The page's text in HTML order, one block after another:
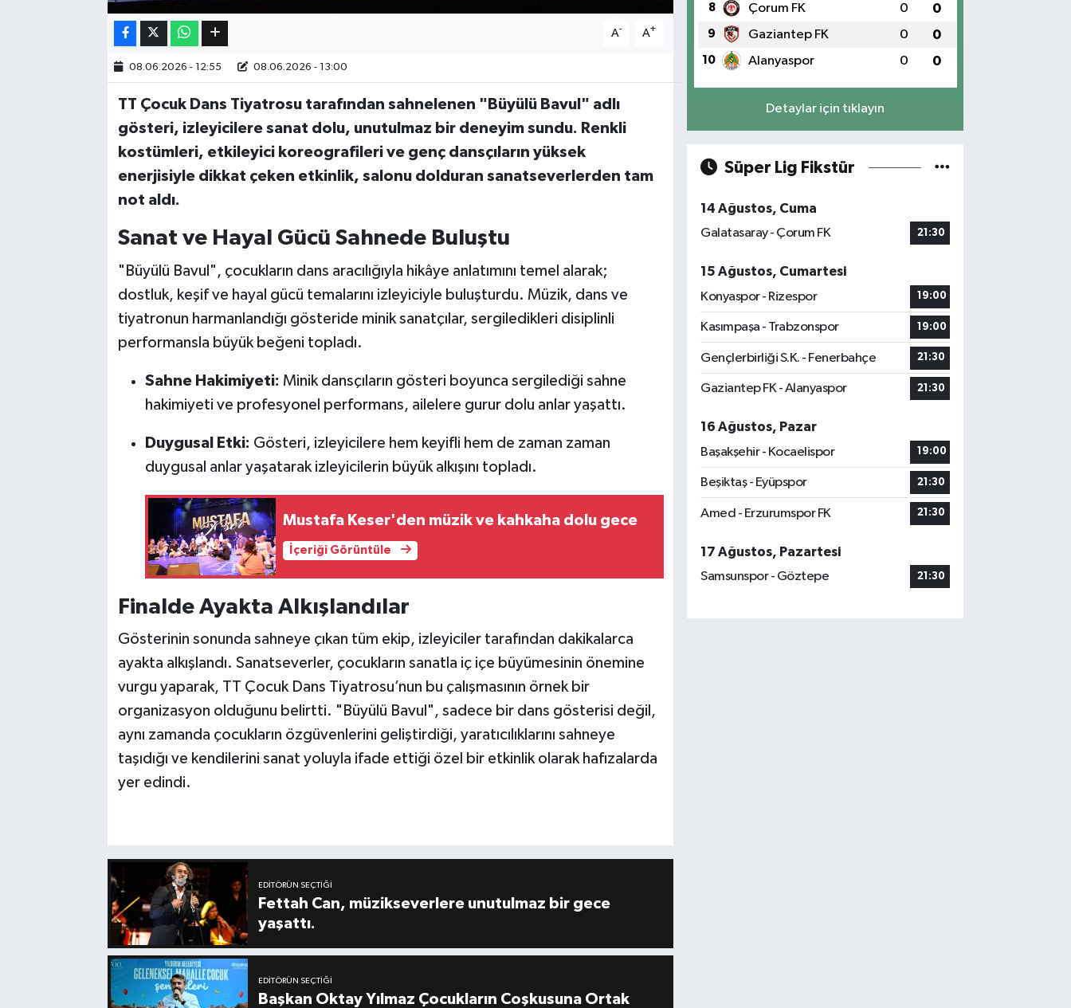
A- A+
08.06.2026 - 12:55 08.06.2026 - 13:00
TT Çocuk Dans Tiyatrosu tarafından sahnelenen "Büyülü Bavul" adlı
gösteri, izleyicilere sanat dolu, unutulmaz bir deneyim sundu. Renkli
kostümleri, etkileyici koreografileri ve genç dansçıların yüksek
enerjisiyle dikkat çeken etkinlik, salonu dolduran sanatseverlerden tam
not aldı.
Sanat ve Hayal Gücü Sahnede Buluştu
"Büyülü Bavul", çocukların dans aracılığıyla hikâye anlatımını temel alarak;
dostluk, keşif ve hayal gücü temalarını izleyiciyle buluşturdu. Müzik, dans ve
tiyatronun harmanlandığı gösteride minik sanatçılar, sergiledikleri disiplinli
performansla büyük beğeni topladı.
Sahne Hakimiyeti: Minik dansçıların gösteri boyunca sergilediği sahne
hakimiyeti ve profesyonel performans, ailelere gurur dolu anlar yaşattı.
Duygusal Etki: Gösteri, izleyicilere hem keyifli hem de zaman zaman
duygusal anlar yaşatarak izleyicilerin büyük alkışını topladı.
Mustafa Keser'den müzik ve kahkaha dolu gece
İçeriği Görüntüle
Finalde Ayakta Alkışlandılar
Gösterinin sonunda sahneye çıkan tüm ekip, izleyiciler tarafından dakikalarca
ayakta alkışlandı. Sanatseverler, çocukların sanatla iç içe büyümesinin önemine
vurgu yaparak, TT Çocuk Dans Tiyatrosu’nun bu çalışmasının örnek bir
organizasyon olduğunu belirtti. "Büyülü Bavul", sadece bir dans gösterisi değil,
aynı zamanda çocukların özgüvenlerini geliştirdiği, yaratıcılıklarını sahneye
taşıdığı ve kendilerini sanat yoluyla ifade ettiği özel bir etkinlik olarak hafızalarda
yer edindi.
EDITÖRÜN SEÇTIĞI
Fettah Can, müzikseverlere unutulmaz bir gece
yaşattı.
EDITÖRÜN SEÇTIĞI
Başkan Oktay Yılmaz Çocukların Coşkusuna Ortak
8 Çorum FK 0 0
9 Gaziantep FK 0 0
10 Alanyaspor 0 0
Detaylar için tıklayın
Süper Lig Fikstür
14 Ağustos, Cuma
Galatasaray - Çorum FK
21:30
15 Ağustos, Cumartesi
Konyaspor - Rizespor
19:00
Kasımpaşa - Trabzonspor 19:00
Gençlerbirliği S.K. - Fenerbahçe 21:30
Gaziantep FK - Alanyaspor 21:30
16 Ağustos, Pazar
Başakşehir - Kocaelispor
19:00
Beşiktaş - Eyüpspor 21:30
Amed - Erzurumspor FK 21:30
17 Ağustos, Pazartesi
Samsunspor - Göztepe
21:30
Bilim, Teknoloji